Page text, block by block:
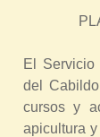
q
u
í
El Servicio
del
cursos y
apicultura